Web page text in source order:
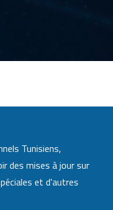
Tunisiens,
des mises à jour sur
et d'autres